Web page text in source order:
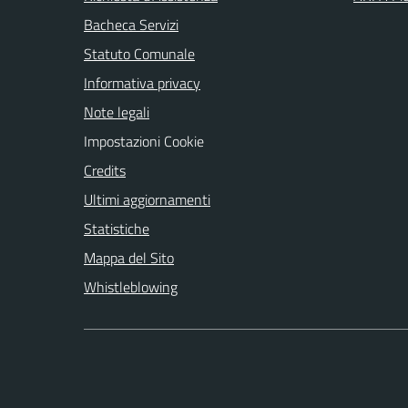
Bacheca Servizi
Statuto Comunale
Informativa privacy
Note legali
Impostazioni Cookie
Credits
Ultimi aggiornamenti
Statistiche
Mappa del Sito
Whistleblowing